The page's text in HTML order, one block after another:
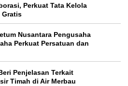
Perkuat Tata Kelola
Gratis
Nusantara Pengusaha
Perkuat Persatuan dan
Penjelasan Terkait
Timah di Air Merbau